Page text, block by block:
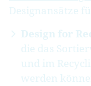
Designansätze
Design for
die das
und im
werden